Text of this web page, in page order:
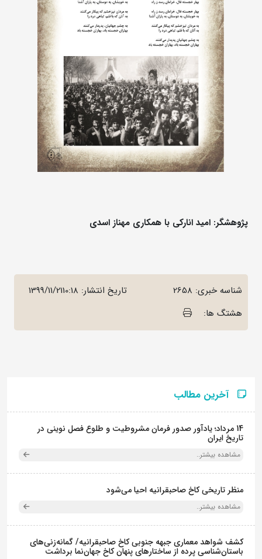
پژوهشگر: امید انارکی با همکاری مهناز اسدی
شناسه خبری: 2658 تاریخ انتشار: 1399/11/2110:18
هشتگ ها:
آخرین مطالب
14 مرداد؛ یادآور صدور فرمان مشروطیت و طلوع فصل نوینی در
تاریخ ایران
مشاهده بیشتر..
منظر تاریخی کاخ صاحبقرانیه احیا می‌شود
مشاهده بیشتر..
کشف شواهد معماری جبهه جنوبی کاخ صاحبقرانیه/ گمانه‌زنی‌های
باستان‌شناسی پرده از ساختارهای پنهان کاخ جهان‌نما برداشت